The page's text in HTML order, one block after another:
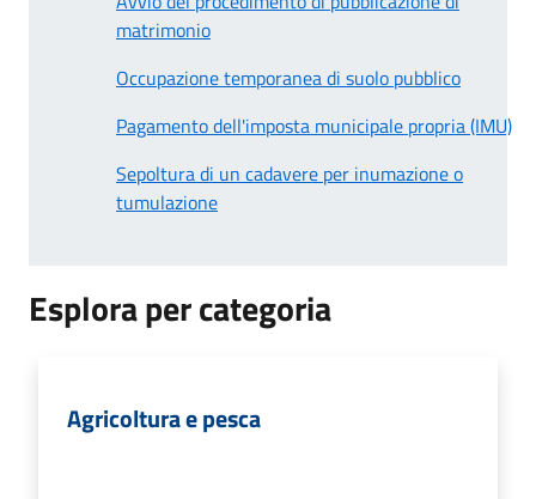
matrimonio
Occupazione temporanea di suolo pubblico
Pagamento dell'imposta municipale propria (IMU)
Sepoltura di un cadavere per inumazione o
tumulazione
Esplora per categoria
Agricoltura e pesca